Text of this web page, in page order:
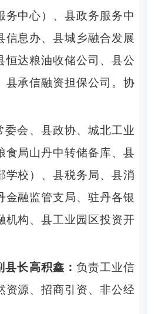
务中心）、县政务服务中
信息办、县城乡融合发展
恒达粮油收储公司、县公
县承信融资担保公司。协
委会、县政协、城北工业
食局山丹中转储备库、县
学校）、县税务局、县消
金融监管支局、驻丹各银
机构、县工业园区投资开
长高积鑫： 负责工业信
资源、招商引资、非公经